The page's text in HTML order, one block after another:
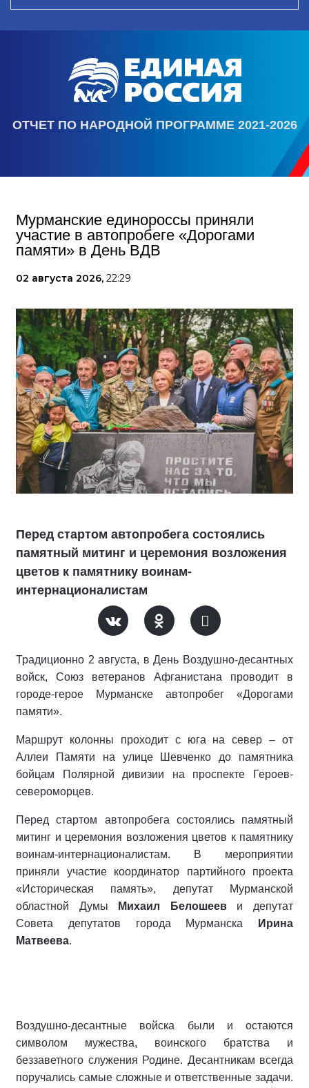
ОТЧЕТ ПО НАРОДНОЙ ПРОГРАММЕ 2021-2026
Мурманские единороссы приняли
участие в автопробеге «Дорогами
памяти» в День ВДВ
02 августа 2026, 22:29
Перед стартом автопробега состоялись
памятный митинг и церемония возложения
цветов к памятнику воинам-
интернационалистам
Традиционно 2 августа, в День Воздушно-десантных
войск, Союз ветеранов Афганистана проводит в
городе-герое Мурманске автопробег «Дорогами
памяти».
Маршрут колонны проходит с юга на север – от
Аллеи Памяти на улице Шевченко до памятника
бойцам Полярной дивизии на проспекте Героев-
североморцев.
Перед стартом автопробега состоялись памятный
митинг и церемония возложения цветов к памятнику
воинам-интернационалистам. В мероприятии
приняли участие координатор партийного проекта
«Историческая память», депутат Мурманской
областной Думы
Михаил Белошееви депутат
Совета депутатов города Мурманска
Ирина
Матвеева.
Воздушно-десантные войска были и остаются
символом мужества, воинского братства и
беззаветного служения Родине. Десантникам всегда
поручались самые сложные и ответственные задачи.